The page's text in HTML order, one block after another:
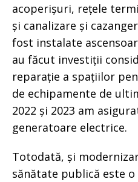
acoperișuri, rețele
și canalizare și
fost instalate
au făcut investiții
reparație a spațiilor
de echipamente de
2022 și 2023 am
generatoare electrice.
Totodată, și
sănătate publică este